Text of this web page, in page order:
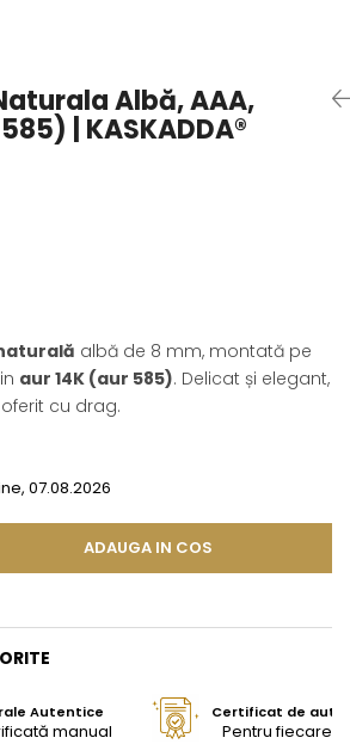
Albă, AAA,
| KASKADDA®
albă de 8 mm, montată pe
aur 14K (aur 585). Delicat și elegant,
cu drag.
07.08.2026
ADAUGA IN COS
Autentice
manual
Certificat de
Pentru fiecare